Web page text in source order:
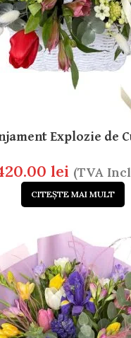
Explozie de
lei (TVA
CITEȘTE MAI MULT